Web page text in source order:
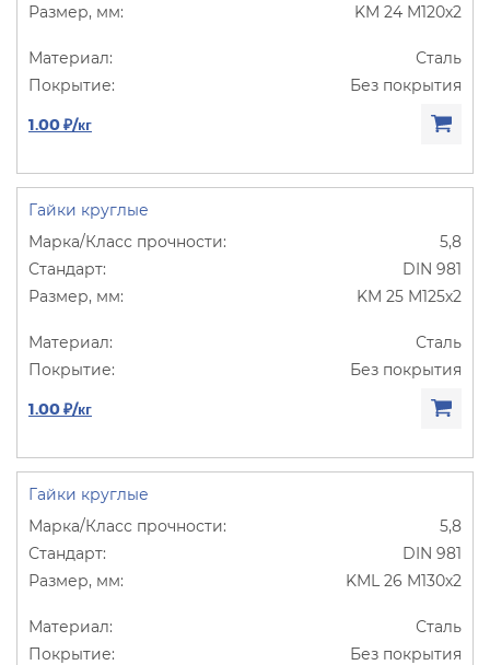
KM 24 M120х2
Сталь
Без покрытия
1.00 ₽/кг
Гайки круглые
5,8
DIN 981
KM 25 M125х2
Сталь
Без покрытия
1.00 ₽/кг
Гайки круглые
5,8
DIN 981
KML 26 M130х2
Сталь
Без покрытия